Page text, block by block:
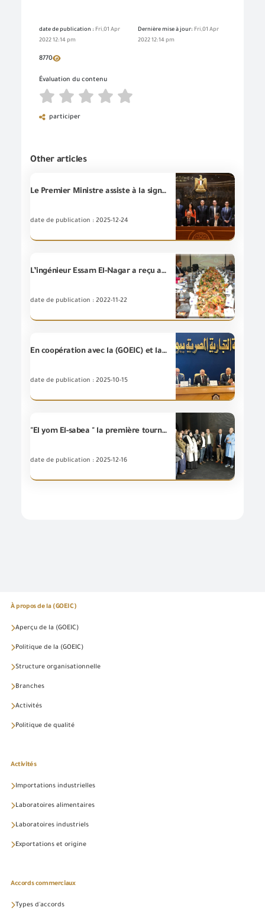
date de publication : Fri,01 Apr
2022 12:14 pm
Dernière mise à jour: Fri,01 Apr
2022 12:14 pm
8770
Évaluation du contenu
participer
Other articles
Le Premier Ministre assiste à la signature des deux protocoles de coopération concernant l'audit et la normalisation des chiffres des exportations et des importations égyptiennes entre les entités Nationales émettrices des données pour les auditer et les normaliser afin de garantir la cohérence, contrôler et améliorer la qualité des données officielles et se tenir au courant des développements internationaux dans le calcul des indicateurs agrégés.
date de publication : 2025-12-24
L’ingénieur Essam El-Nagar a reçu aujourd’hui les membres de la délégation tunisienne fraternelle et les représentants des entités égyptiennes participant au comité technique dans le domaine de la reconnaissance mutuelle des certificats de conformité des marchandises
date de publication : 2022-11-22
En coopération avec la (GOEIC) et la Chambre du commerce au Port-Saïd, on a organisé un atelier intitulé « La route vers les marchés mondiaux » .
date de publication : 2025-10-15
"El yom El-sabea " la première tournèe dans les laboratoires industriels courant au port d'Ain Sokhna , fonctionnement en cours de 30 laboratoires qui effectuent 153 tests, économisant l 'effort et les coûts pour les fabricants .
date de publication : 2025-12-16
À propos de la (GOEIC)
Aperçu de la (GOEIC)
Politique de la (GOEIC)
Structure organisationnelle
Branches
Activités
Politique de qualité
Activités
Importations industrielles
Laboratoires alimentaires
Laboratoires industriels
Exportations et origine
Accords commerciaux
Types d'accords